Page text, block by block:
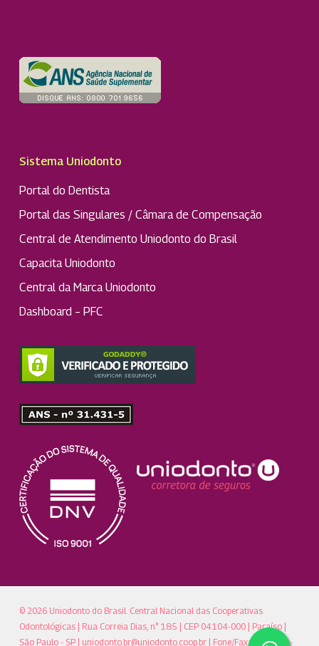
Sistema Uniodonto
Portal do Dentista
Portal das Singulares / Câmara de Compensação
Central de Atendimento Uniodonto do Brasil
Capacita Uniodonto
Central da Marca Uniodonto
Dashboard – PFC
© 2026 Uniodonto do Brasil. Central Nacional das Cooperativas
Odontológicas | Rua Correia Dias, n° 185 | CEP 04104-000 | Paraíso |
São Paulo - SP | uniodonto.br@uniodonto.coop.br| Fone/Fax: (11)5904-